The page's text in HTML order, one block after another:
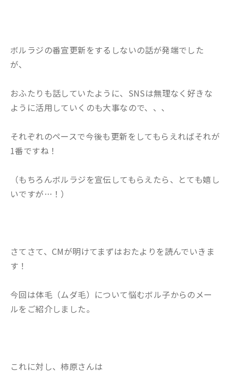
ボルラジの番宣更新をするしないの話が発端でした
が、
おふたりも話していたように、SNSは無理なく好きな
ように活用していくのも大事なので、、、
それぞれのペースで今後も更新をしてもらえればそれが
1番ですね！
（もちろんボルラジを宣伝してもらえたら、とても嬉し
いですが…！）
さてさて、CMが明けてまずはおたよりを読んでいきま
す！
今回は体毛（ムダ毛）について悩むボル子からのメー
ルをご紹介しました。
これに対し、柿原さんは